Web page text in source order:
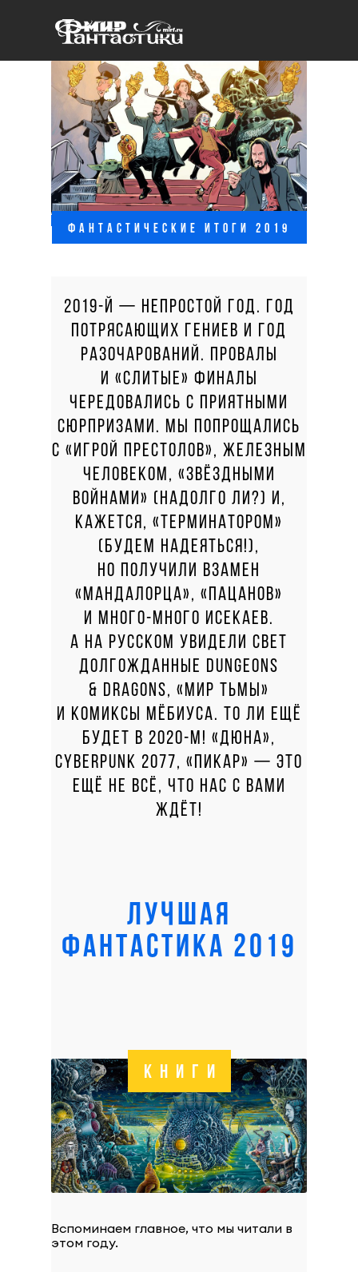
ФАНТАСТИЧЕСКИЕ ИТОГИ 2019
2019-Й — НЕПРОСТОЙ ГОД. ГОД
ПОТРЯСАЮЩИХ ГЕНИЕВ И ГОД
РАЗОЧАРОВАНИЙ. ПРОВАЛЫ
И «СЛИТЫЕ» ФИНАЛЫ
ЧЕРЕДОВАЛИСЬ С ПРИЯТНЫМИ
СЮРПРИЗАМИ. МЫ ПОПРОЩАЛИСЬ
С «ИГРОЙ ПРЕСТОЛОВ», ЖЕЛЕЗНЫМ
ЧЕЛОВЕКОМ, «ЗВЁЗДНЫМИ
ВОЙНАМИ» (НАДОЛГО ЛИ?) И,
КАЖЕТСЯ, «ТЕРМИНАТОРОМ»
(БУДЕМ НАДЕЯТЬСЯ!),
НО ПОЛУЧИЛИ ВЗАМЕН
«МАНДАЛОРЦА», «ПАЦАНОВ»
И МНОГО-МНОГО ИСЕКАЕВ.
А НА РУССКОМ УВИДЕЛИ СВЕТ
ДОЛГОЖДАННЫЕ DUNGEONS
& DRAGONS, «МИР ТЬМЫ»
И КОМИКСЫ МЁБИУСА. ТО ЛИ ЕЩЁ
БУДЕТ В 2020-М! «ДЮНА»,
CYBERPUNK 2077, «ПИКАР» — ЭТО
ЕЩЁ НЕ ВСЁ, ЧТО НАС С ВАМИ
ЖДЁТ!
ЛУЧШАЯ
ФАНТАСТИКА 2019
КНИГИ
Вспоминаем главное, что мы читали в
этом году.